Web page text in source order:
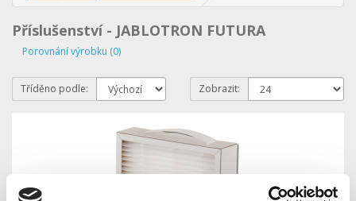
Příslušenství - JABLOTRON FUTURA
Porovnání výrobku (0)
Tříděno podle: Zobrazit: